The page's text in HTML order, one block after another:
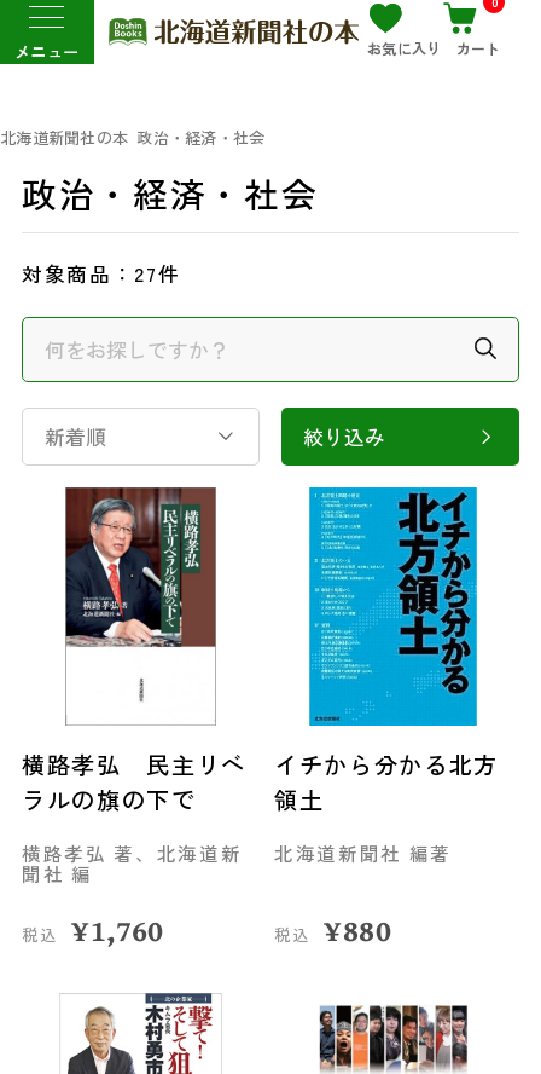
メニュー お気に入り カート
北海道新聞社の本 政治・経済・社会
政治・経済・社会
対象商品： 27件
新着順 絞り込み
横路孝弘 民主リベ
ラルの旗の下で
横路孝弘 著、北海道新
聞社 編
税込 ¥1,760
イチから分かる北方
領土
北海道新聞社 編著
税込 ¥880